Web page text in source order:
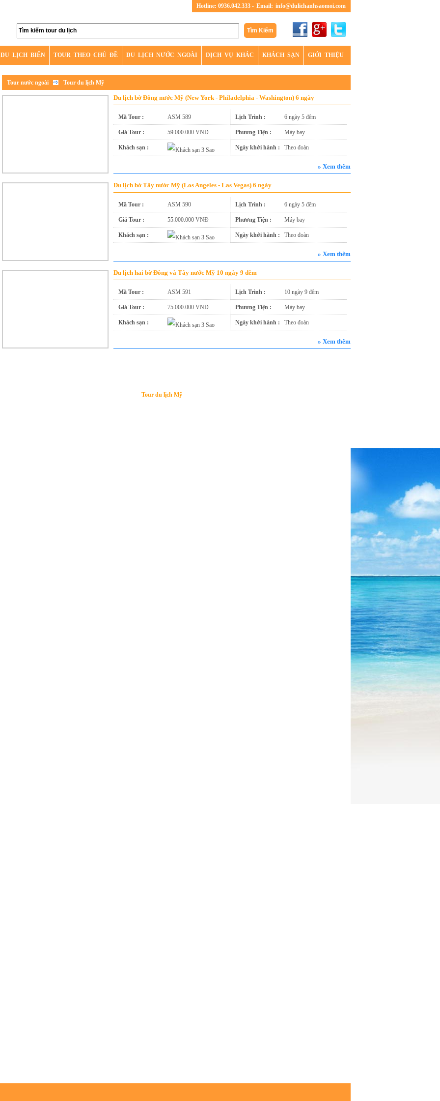
Hotline: 0936.042.333 - Email: info@dulichanhsaomoi.com
DU LỊCH BIỂN TOUR THEO CHỦ ĐỀ DU LỊCH NƯỚC NGOÀI DỊCH VỤ KHÁC KHÁCH SẠN GIỚI THIỆU
Tour nước ngoài Tour du lịch Mỹ
Du lịch bờ Đông nước Mỹ (New York - Philadelphia - Washington) 6 ngày
Mã Tour : ASM 589 Lịch Trình : 6 ngày 5 đêm
Giá Tour : 59.000.000 VNĐ Phương Tiện : Máy bay
Khách sạn : Ngày khởi hành : Theo đoàn
» Xem thêm
Du lịch bờ Tây nước Mỹ (Los Angeles - Las Vegas) 6 ngày
Mã Tour : ASM 590 Lịch Trình : 6 ngày 5 đêm
Giá Tour : 55.000.000 VNĐ Phương Tiện : Máy bay
Khách sạn : Ngày khởi hành : Theo đoàn
» Xem thêm
Du lịch hai bờ Đông và Tây nước Mỹ 10 ngày 9 đêm
Mã Tour : ASM 591 Lịch Trình : 10 ngày 9 đêm
Giá Tour : 75.000.000 VNĐ Phương Tiện : Máy bay
Khách sạn : Ngày khởi hành : Theo đoàn
» Xem thêm
Tour du lịch Mỹ